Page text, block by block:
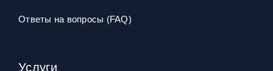
Ответы на вопросы (FAQ)
Услуги